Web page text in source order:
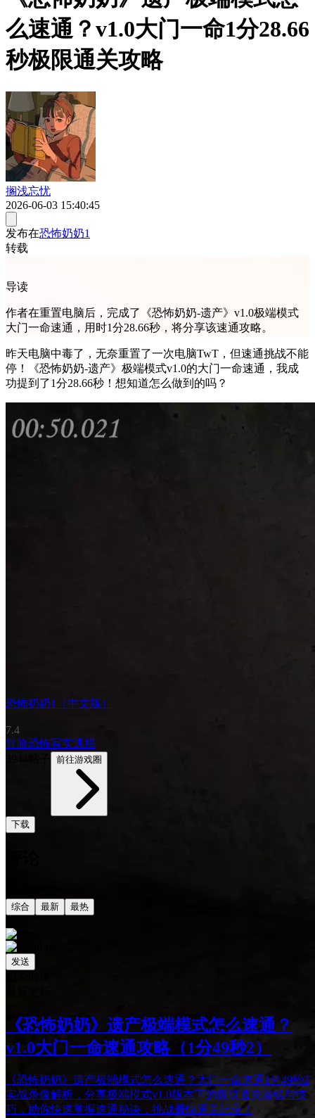
么速通？v1.0大门一命1分28.66
秒极限通关攻略
搁浅忘忧
2026-06-03 15:40:45
发布在恐怖奶奶1
转载
导读
作者在重置电脑后，完成了《恐怖奶奶-遗产》v1.0极端模式
大门一命速通，用时1分28.66秒，将分享该速通攻略。
昨天电脑中毒了，无奈重置了一次电脑TwT，但速通挑战不能
停！《恐怖奶奶-遗产》极端模式v1.0的大门一命速通，我成
功提到了1分28.66秒！想知道怎么做到的吗？
恐怖奶奶1（中文版）
7.4
冒险恐怖写实逃脱
前往游戏圈
下载
综合 最新 最热
发送
《恐怖奶奶》遗产极端模式怎么速通？
v1.0大门一命速通攻略（1分49秒2）
《恐怖奶奶》遗产极端模式怎么速通？大门一命速通1分49秒2
实战录像解析，分享极端模式v1.0版本下的极限通关路线与技
巧，助你快速掌握速通秘诀，挑战最快通关记录！